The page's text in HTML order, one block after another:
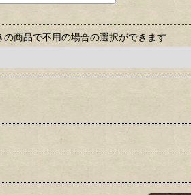
商品で不用の場合の選択ができます